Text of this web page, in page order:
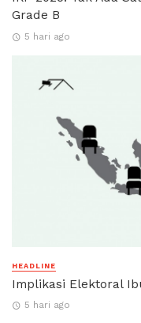
Grade B
5 hari ago
HEADLINE
Implikasi Elektoral
5 hari ago